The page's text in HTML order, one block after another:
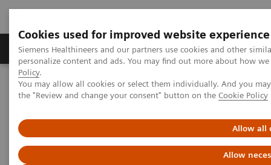
Cookies used for improved website experience
Siemens Healthineers and our partners use cookies and other
personalize content and ads. You may find out more about how
Policy.
You may allow all cookies or select them individually. And you
the "Review and change your consent" button on the Cookie Policy
Allow all
Allow
Produits & services Domaines cliniques
Home Diagnostic de laboratoire Hématologie cellulaire
Hématologie cellulaire